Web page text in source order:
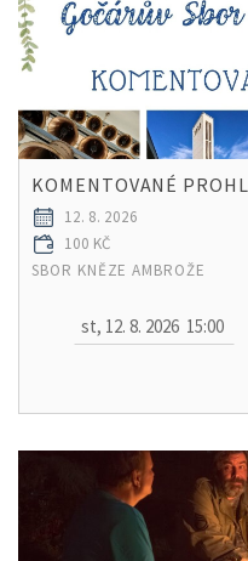
12. 8. 2026
100 KČ
SBOR KNĚZE AMBROŽE
st, 12. 8. 2026 15:00